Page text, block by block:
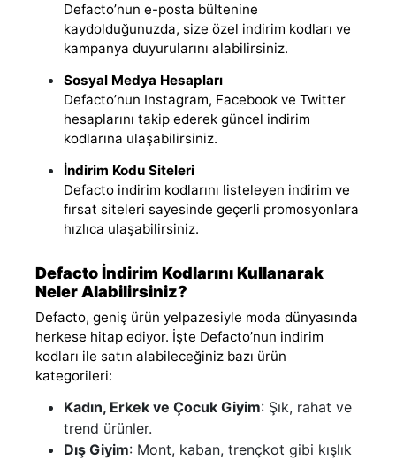
Defacto’nun e-posta bültenine
kaydolduğunuzda, size özel indirim kodları ve
kampanya duyurularını alabilirsiniz.
Sosyal Medya Hesapları
Defacto’nun Instagram, Facebook ve Twitter
hesaplarını takip ederek güncel indirim
kodlarına ulaşabilirsiniz.
İndirim Kodu Siteleri
Defacto indirim kodlarını listeleyen indirim ve
fırsat siteleri sayesinde geçerli promosyonlara
hızlıca ulaşabilirsiniz.
Defacto İndirim Kodlarını Kullanarak
Neler Alabilirsiniz?
Defacto, geniş ürün yelpazesiyle moda dünyasında
herkese hitap ediyor. İşte Defacto’nun indirim
kodları ile satın alabileceğiniz bazı ürün
kategorileri:
Kadın, Erkek ve Çocuk Giyim: Şık, rahat ve
trend ürünler.
Dış Giyim: Mont, kaban, trençkot gibi kışlık